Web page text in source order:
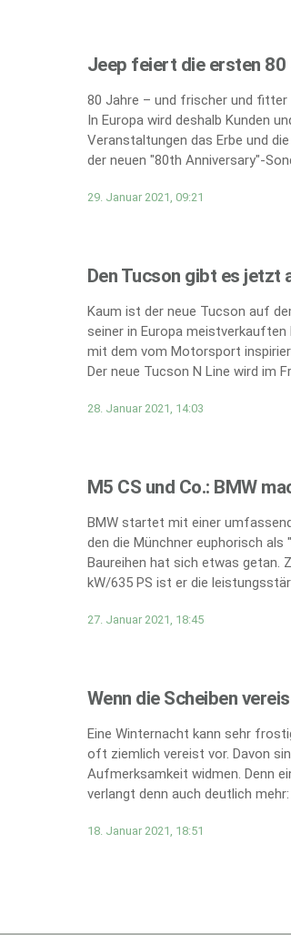
Jeep feiert die ersten 80
80 Jahre – und frischer und fitter
In Europa wird deshalb Kunden
Veranstaltungen das Erbe und
der neuen "80th Anniversary"-
29. Januar 2021, 09:21
Den Tucson gibt es jetzt
Kaum ist der neue Tucson auf
seiner in Europa
mit dem vom Motorsport
Der neue Tucson N Line wird im
28. Januar 2021, 14:03
M5 CS und Co.: BMW
BMW startet mit einer
den die Münchner euphorisch als
Baureihen hat sich etwas getan.
kW/635 PS ist er die
27. Januar 2021, 18:45
Wenn die Scheiben
Eine Winternacht kann sehr
oft ziemlich vereist vor. Davon
Aufmerksamkeit widmen. Denn
verlangt denn auch deutlich
18. Januar 2021, 18:51